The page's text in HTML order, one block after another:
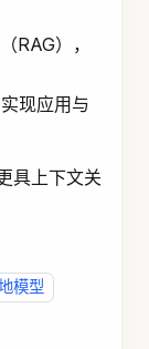
RAG），
现应用与
具上下文关
模型